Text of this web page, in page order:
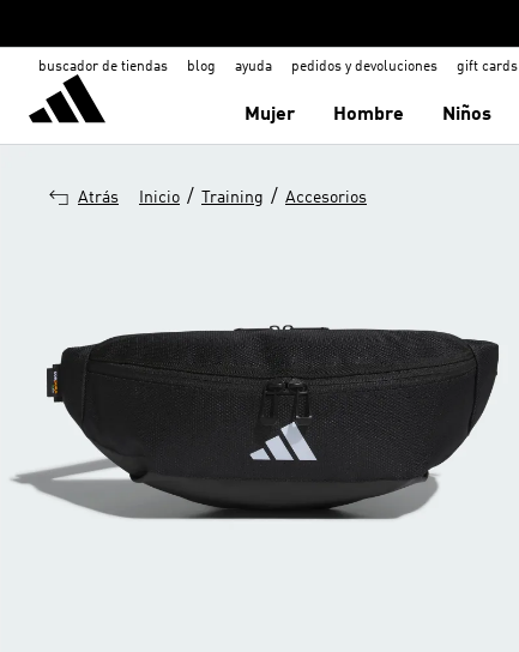
buscador de tiendas blog ayuda pedidos y devoluciones gift cards
Mujer Hombre Niños
Atrás Inicio / Training / Accesorios